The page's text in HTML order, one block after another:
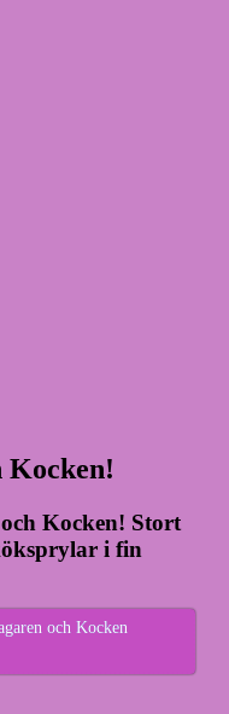
Kocken!
Kocken! Stort
i fin
och Kocken